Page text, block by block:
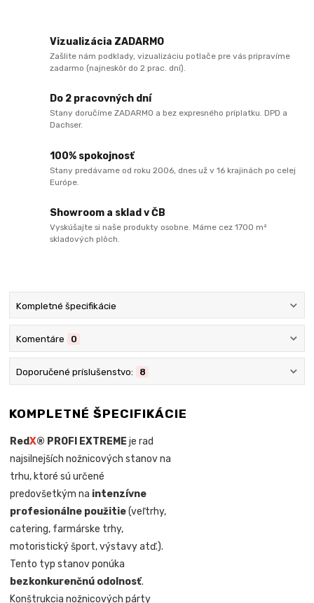
Vizualizácia ZADARMO
Zašlite nám podklady, vizualizáciu potlače pre vás pripravíme
zadarmo (najneskôr do 2 prac. dní).
Do 2 pracovných dní
Stany doručíme ZADARMO a bez expresného príplatku. DPD a
Dachser.
100% spokojnosť
Stany predávame od roku 2006, dnes už v 16 krajinách po celej
Európe.
Showroom a sklad v ČB
Vyskúšajte si naše produkty osobne. Máme cez 1700 m²
skladových plôch.
Kompletné špecifikácie
Komentáre 0
Doporučené príslušenstvo: 8
KOMPLETNÉ ŠPECIFIKÁCIE
RedX® PROFI EXTREME je rad
najsilnejších nožnicových stanov na
trhu, ktoré sú určené
predovšetkým na intenzívne
profesionálne použitie(veľtrhy,
catering, farmárske trhy,
motoristický šport, výstavy atď.).
Tento typ stanov ponúka
bezkonkurenčnú odolnosť.
Konštrukcia nožnicových párty